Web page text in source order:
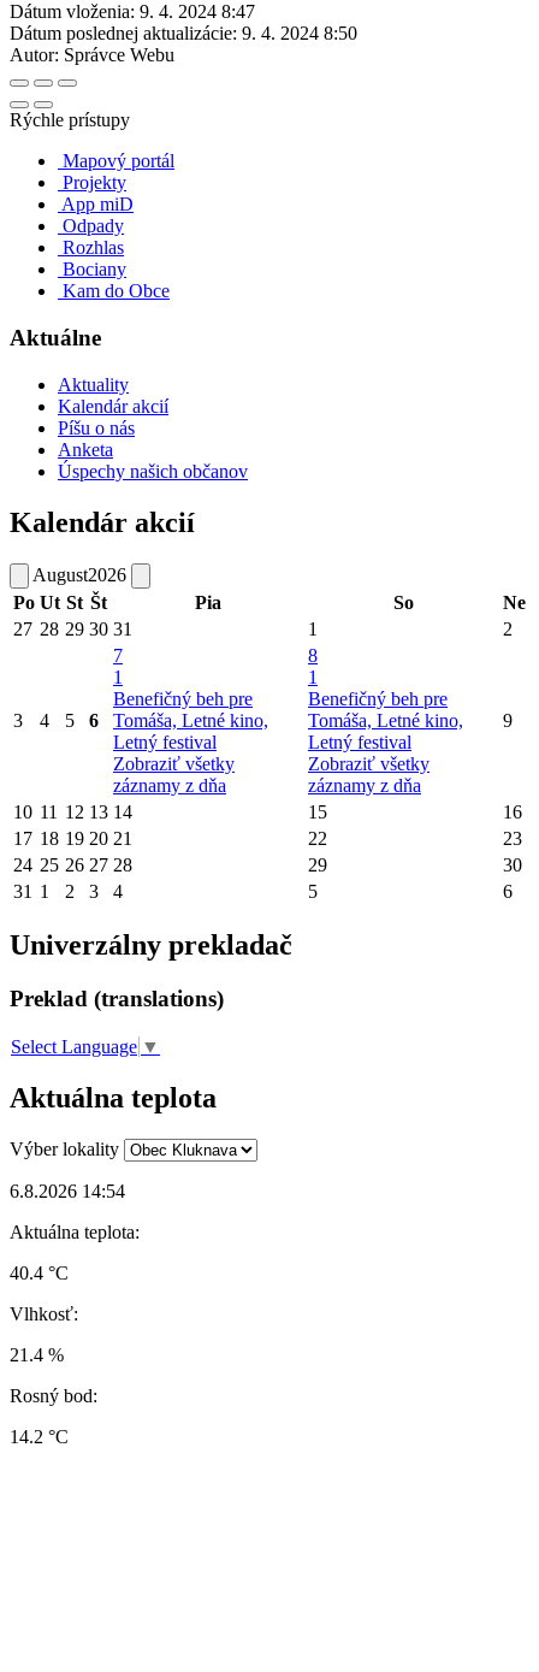
Dátum vloženia: 9. 4. 2024 8:47
Dátum poslednej aktualizácie: 9. 4. 2024 8:50
Autor: Správce Webu
Rýchle prístupy
Mapový portál
Projekty
App miD
Odpady
Rozhlas
Bociany
Kam do Obce
Aktuálne
Aktuality
Kalendár akcií
Píšu o nás
Anketa
Úspechy našich občanov
Kalendár akcií
August2026
Po Ut St Št Pia So
Ne
27 28 29 30 31 1 2
3 4 5 6
7
1
Benefičný beh pre
Tomáša, Letné kino,
Letný festival
Zobraziť všetky
záznamy z dňa
8
1
Benefičný beh pre
Tomáša, Letné kino,
Letný festival
Zobraziť všetky
záznamy z dňa
9
10 11 12 13 14 15
16
17 18 19 20 21 22
23
24 25 26 27 28 29
30
31 1 2 3 4 5 6
Univerzálny prekladač
Preklad (translations)
Select Language ▼
Aktuálna teplota
Výber lokality
6.8.2026 14:54
Aktuálna teplota:
40.4 °C
Vlhkosť:
21.4 %
Rosný bod:
14.2 °C